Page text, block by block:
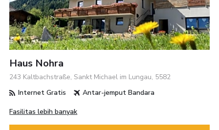
Haus Nohra
243 Kaltbachstraße, Sankt Michael im Lungau, 5582
Internet Gratis
Antar-jemput Bandara
Fasilitas lebih banyak